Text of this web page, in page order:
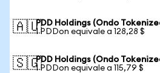
🇦🇺PDD Holdings (Ondo
1 PDDon equivale a 128,28 $
🇸🇬PDD Holdings (Ondo
1 PDDon equivale a 115,79 $